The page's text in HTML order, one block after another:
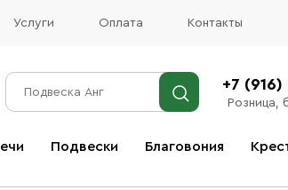
Услуги Оплата Контакты
+7
Розница,
Подвески Благовония